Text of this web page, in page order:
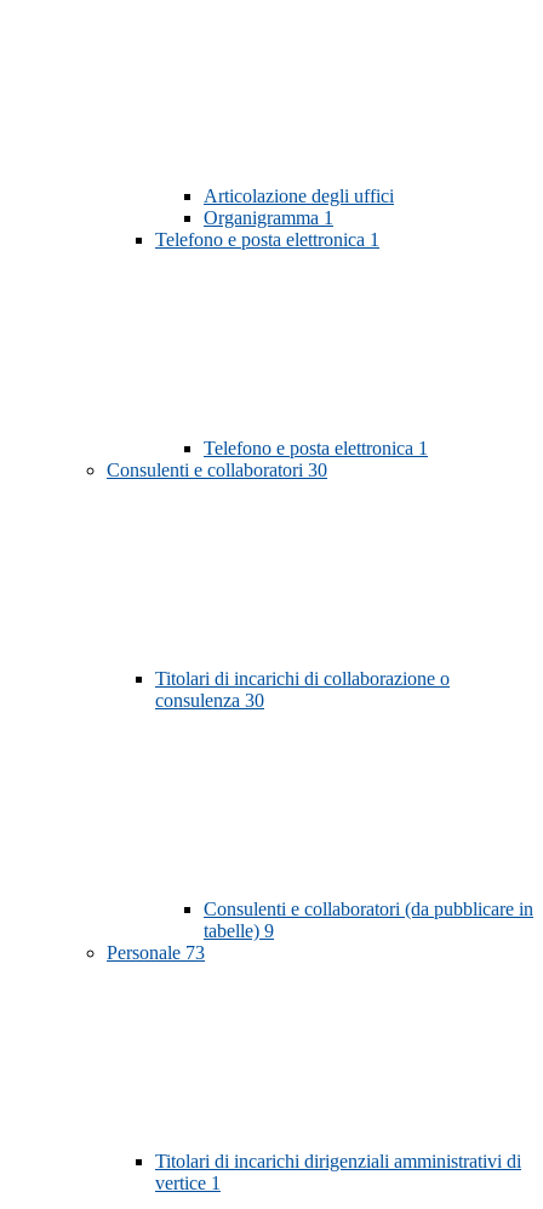
Articolazione degli uffici
Organigramma 1
Telefono e posta elettronica 1
Telefono e posta elettronica 1
Consulenti e collaboratori 30
Titolari di incarichi di collaborazione o
consulenza 30
Consulenti e collaboratori (da pubblicare in
tabelle) 9
Personale 73
Titolari di incarichi dirigenziali amministrativi di
vertice 1